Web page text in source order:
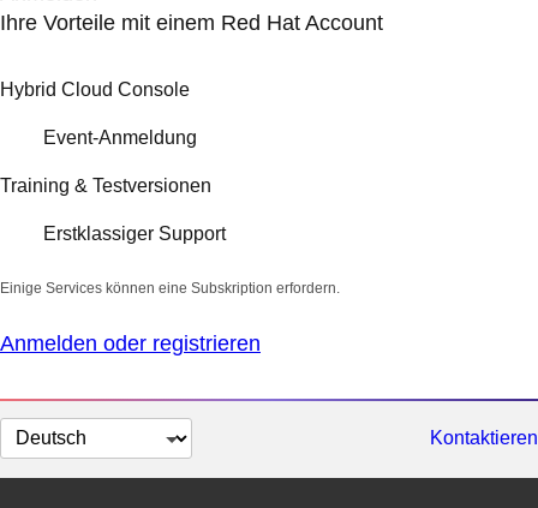
Ihre Vorteile mit einem Red Hat Account
Hybrid Cloud Console
Event-Anmeldung
Training & Testversionen
Erstklassiger Support
Einige Services können eine Subskription erfordern.
Anmelden oder registrieren
Sprache
auswählen
Kontaktieren